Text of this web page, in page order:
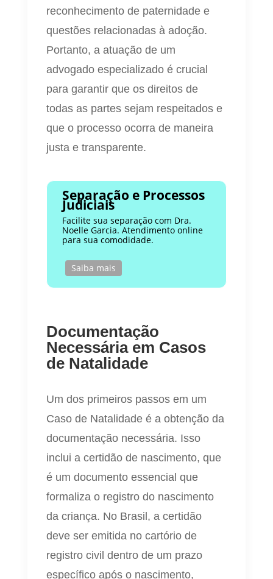
reconhecimento de paternidade e
questões relacionadas à adoção.
Portanto, a atuação de um
advogado especializado é crucial
para garantir que os direitos de
todas as partes sejam respeitados e
que o processo ocorra de maneira
justa e transparente.
Separação e Processos
Judiciais
Facilite sua separação com Dra.
Noelle Garcia. Atendimento online
para sua comodidade.
Saiba mais
Documentação
Necessária em Casos
de Natalidade
Um dos primeiros passos em um
Caso de Natalidade é a obtenção da
documentação necessária. Isso
inclui a certidão de nascimento, que
é um documento essencial que
formaliza o registro do nascimento
da criança. No Brasil, a certidão
deve ser emitida no cartório de
registro civil dentro de um prazo
específico após o nascimento,